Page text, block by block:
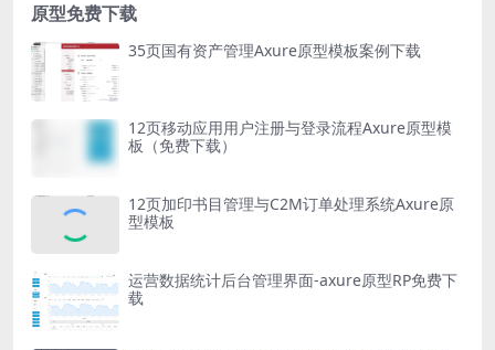
原型免费下载
35页国有资产管理Axure原型模板案例下载
12页移动应用用户注册与登录流程Axure原型模
板（免费下载）
12页加印书目管理与C2M订单处理系统Axure原
型模板
运营数据统计后台管理界面-axure原型RP免费下
载